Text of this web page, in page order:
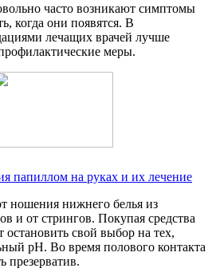
часто возникают симптомы
когда они появятся. В
лечащих врачей лучше
меры.
папиллом на руках и их лечение
ношения нижнего белья из
и от стрингов. Покупая средства
свой выбор на тех,
рН. Во время полового контакта
презерватив.